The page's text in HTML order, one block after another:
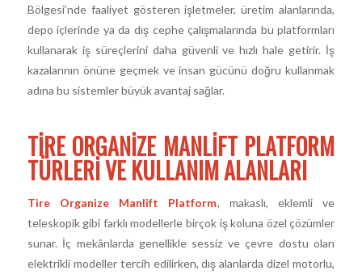
Bölgesi’nde faaliyet gösteren işletmeler, üretim alanlarında,
depo içlerinde ya da dış cephe çalışmalarında bu platformları
kullanarak iş süreçlerini daha güvenli ve hızlı hale getirir. İş
kazalarının önüne geçmek ve insan gücünü doğru kullanmak
adına bu sistemler büyük avantaj sağlar.
TIRE ORGANIZE MANLIFT PLATFORM
TÜRLERI VE KULLANIM ALANLARI
Tire Organize Manlift Platform, makaslı, eklemli ve
teleskopik gibi farklı modellerle birçok iş koluna özel çözümler
sunar. İç mekânlarda genellikle sessiz ve çevre dostu olan
elektrikli modeller tercih edilirken, dış alanlarda dizel motorlu,